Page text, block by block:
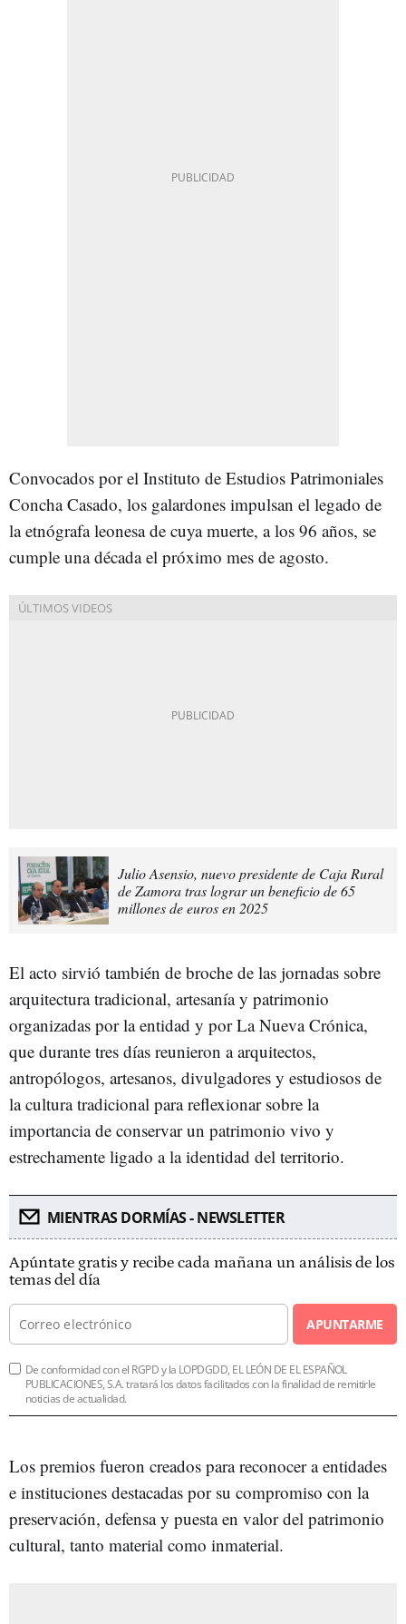
Convocados por el Instituto de Estudios Patrimoniales
Concha Casado, los galardones impulsan el legado de
la etnógrafa leonesa de cuya muerte, a los 96 años, se
cumple una década el próximo mes de agosto.
Julio Asensio, nuevo presidente de Caja Rural
de Zamora tras lograr un beneficio de 65
millones de euros en 2025
El acto sirvió también de broche de las jornadas sobre
arquitectura tradicional, artesanía y patrimonio
organizadas por la entidad y por La Nueva Crónica,
que durante tres días reunieron a arquitectos,
antropólogos, artesanos, divulgadores y estudiosos de
la cultura tradicional para reflexionar sobre la
importancia de conservar un patrimonio vivo y
estrechamente ligado a la identidad del territorio.
MIENTRAS DORMÍAS - NEWSLETTER
Apúntate gratis y recibe cada mañana un análisis de los
temas del día
APUNTARME
De conformidad con el RGPD y la LOPDGDD, EL LEÓN DE EL ESPAÑOL
PUBLICACIONES, S.A. tratará los datos facilitados con la finalidad de remitirle
noticias de actualidad.
Los premios fueron creados para reconocer a entidades
e instituciones destacadas por su compromiso con la
preservación, defensa y puesta en valor del patrimonio
cultural, tanto material como inmaterial.